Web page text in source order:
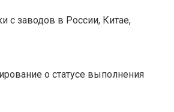
с заводов в России, Китае,
о статусе выполнения